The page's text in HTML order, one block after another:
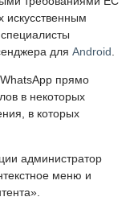
искусственным
для Android
прямо
в некоторых
в которых
администратор
меню и